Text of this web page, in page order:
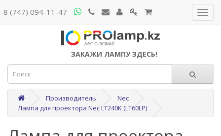
8 (747) 094-11-47
ЗАКАЖИ ЛАМПУ ЗДЕСЬ!
Производитель
Nec
Лампа для проектора Nec LT240K (LT60LP)